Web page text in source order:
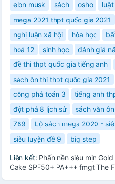
elon musk sách osho
mega 2021 thpt quốc gia 2021
nghị luận xã hội
hóa học
hoá 12
sinh học đánh giá
đề thi thpt quốc gia tiếng anh
sách ôn thi thpt quốc gia 2021
công phá toán 3
tiếng anh
đột phá 8 lịch sử
sách văn
789
bộ sách mega 2020 -
siêu luyện đề 9
big step
Liên kết: Phấn nền siêu mịn
Cake SPF50+ PA+++ fmgt The